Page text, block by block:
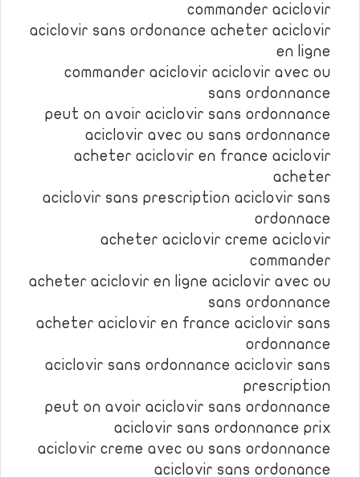
commander aciclovir
aciclovir sans ordonance acheter aciclovir
en ligne
commander aciclovir aciclovir avec ou
sans ordonnance
peut on avoir aciclovir sans ordonnance
aciclovir avec ou sans ordonnance
acheter aciclovir en france aciclovir
acheter
aciclovir sans prescription aciclovir sans
ordonnace
acheter aciclovir creme aciclovir
commander
acheter aciclovir en ligne aciclovir avec ou
sans ordonnance
acheter aciclovir en france aciclovir sans
ordonnance
aciclovir sans ordonnance aciclovir sans
prescription
peut on avoir aciclovir sans ordonnance
aciclovir sans ordonnance prix
aciclovir creme avec ou sans ordonnance
aciclovir sans ordonance